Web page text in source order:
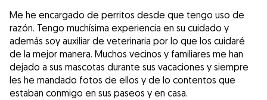
Me he encargado de perritos desde que tengo uso de
razón. Tengo muchísima experiencia en su cuidado y
además soy auxiliar de veterinaria por lo que los cuidaré
de la mejor manera. Muchos vecinos y familiares me han
dejado a sus mascotas durante sus vacaciones y siempre
les he mandado fotos de ellos y de lo contentos que
estaban conmigo en sus paseos y en casa.